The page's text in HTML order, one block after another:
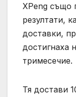
XPeng също
резултати,
доставки,
достигнаха
тримесечие.
Тя достави